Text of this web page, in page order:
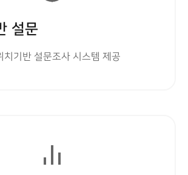
설문
치기반 설문조사 시스템 제공